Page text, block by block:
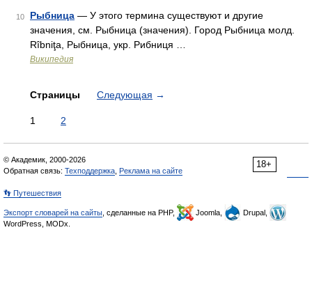
10 Рыбница — У этого термина существуют и другие
значения, см. Рыбница (значения). Город Рыбница молд.
Rîbniţa, Рыбница, укр. Рибниця …
Википедия
Страницы Следующая →
1 2
18+
© Академик, 2000-2026
Обратная связь: Техподдержка Реклама на сайте
👣 Путешествия
Экспорт словарей на сайты , сделанные на PHP, Joomla,
Drupal,
WordPress, MODx.